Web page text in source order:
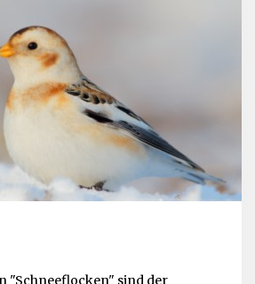
"Schneeflocken" sind der